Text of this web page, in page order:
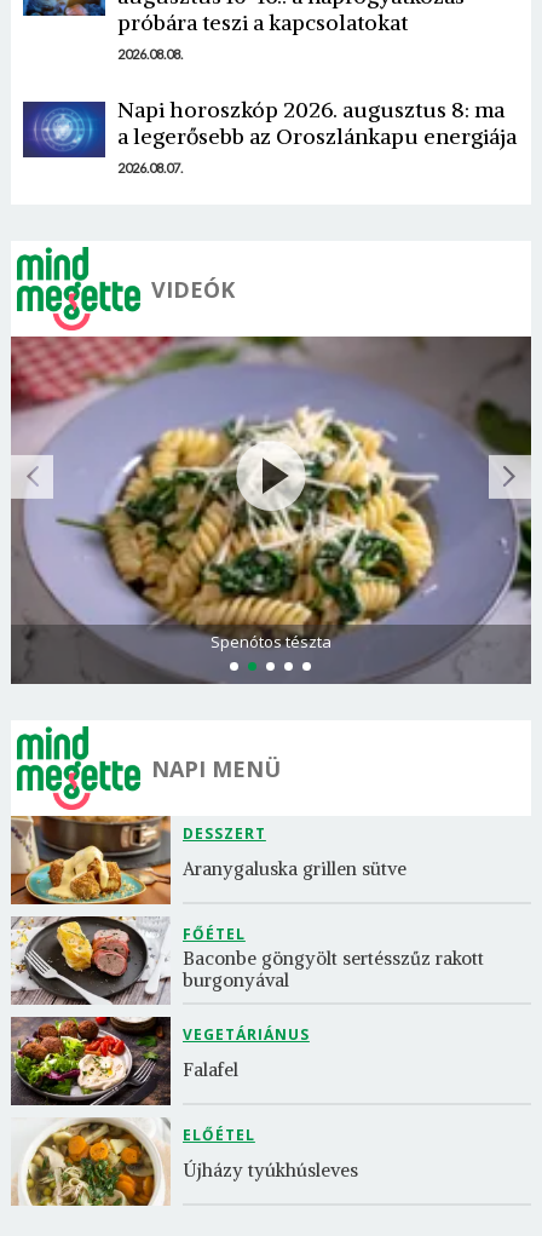
próbára teszi a kapcsolatokat
2026.08.08.
Napi horoszkóp 2026. augusztus 8: ma
a legerősebb az Oroszlánkapu energiája
2026.08.07.
VIDEÓK
Görögdinnye-limonádé
NAPI MENÜ
DESSZERT
Aranygaluska grillen sütve
FŐÉTEL
Baconbe göngyölt sertésszűz rakott
burgonyával
VEGETÁRIÁNUS
Falafel
ELŐÉTEL
Újházy tyúkhúsleves